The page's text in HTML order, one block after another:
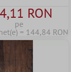
von 5 Sternen
RON
pe
= 144,84 RON)